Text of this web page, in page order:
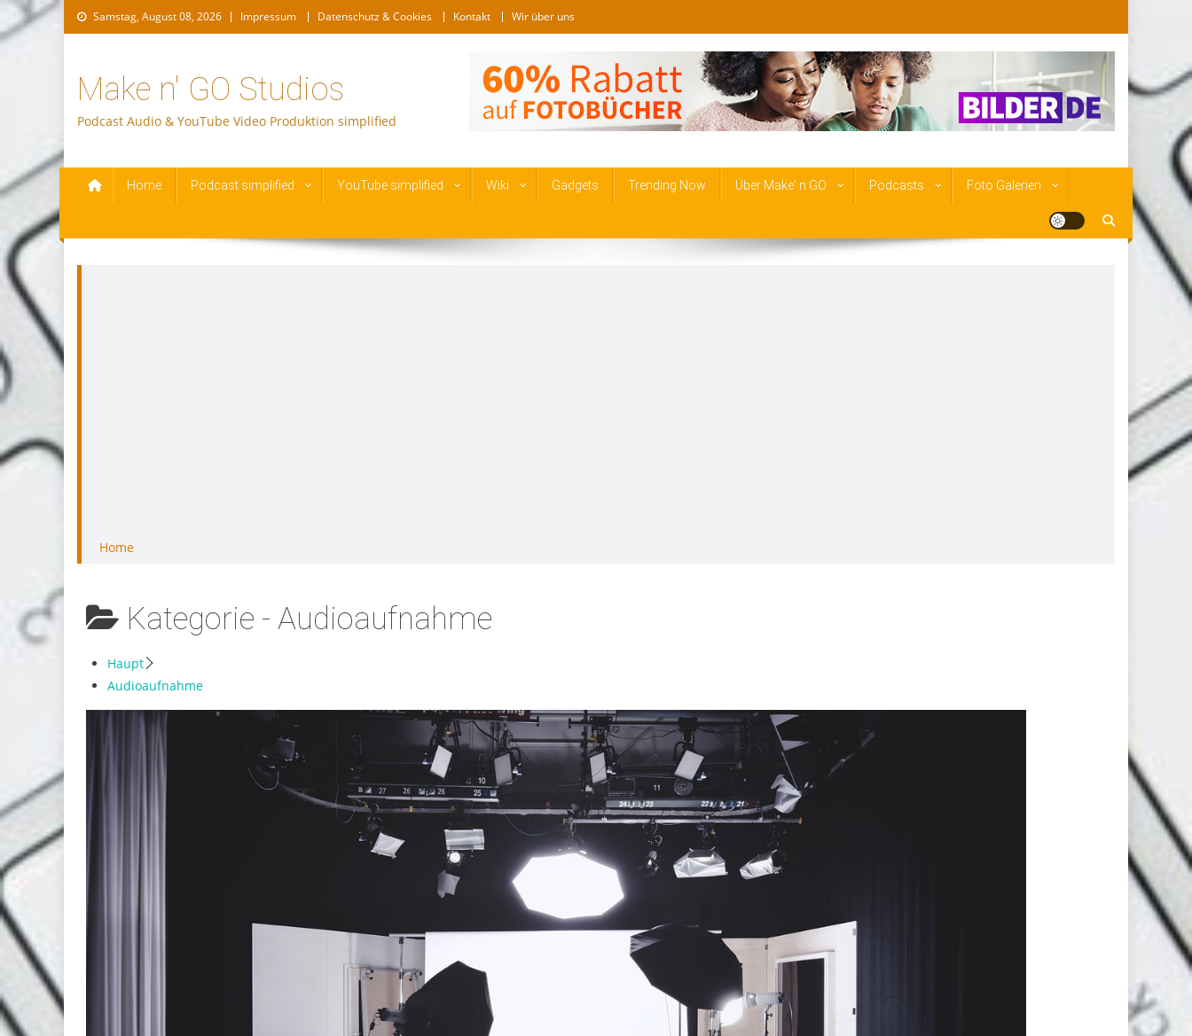
Skip
to
Samstag, August 08, 2026 Impressum Datenschutz & Cookies Kontakt Wir über uns
Make n' GO Studios
Podcast Audio & YouTube Video Produktion simplified
Home Podcast simplified YouTube simplified Wiki Gadgets Trending Now Über Make‘ n GO Podcasts Foto Galerien
Home
Kategorie - Audioaufnahme
Haupt
Audioaufnahme